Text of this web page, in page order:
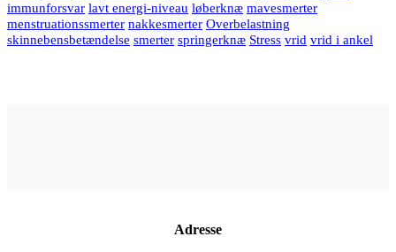
immunforsvar lavt energi-niveau løberknæ mavesmerter
menstruationssmerter nakkesmerter Overbelastning
skinnebensbetændelse smerter springerknæ Stress vrid vrid i ankel
Adresse